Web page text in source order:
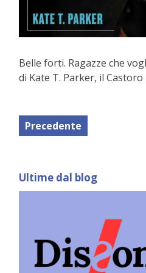
Belle forti. Ragazze che
di Kate T. Parker, il Castoro
Precedente
Ultime dal blog